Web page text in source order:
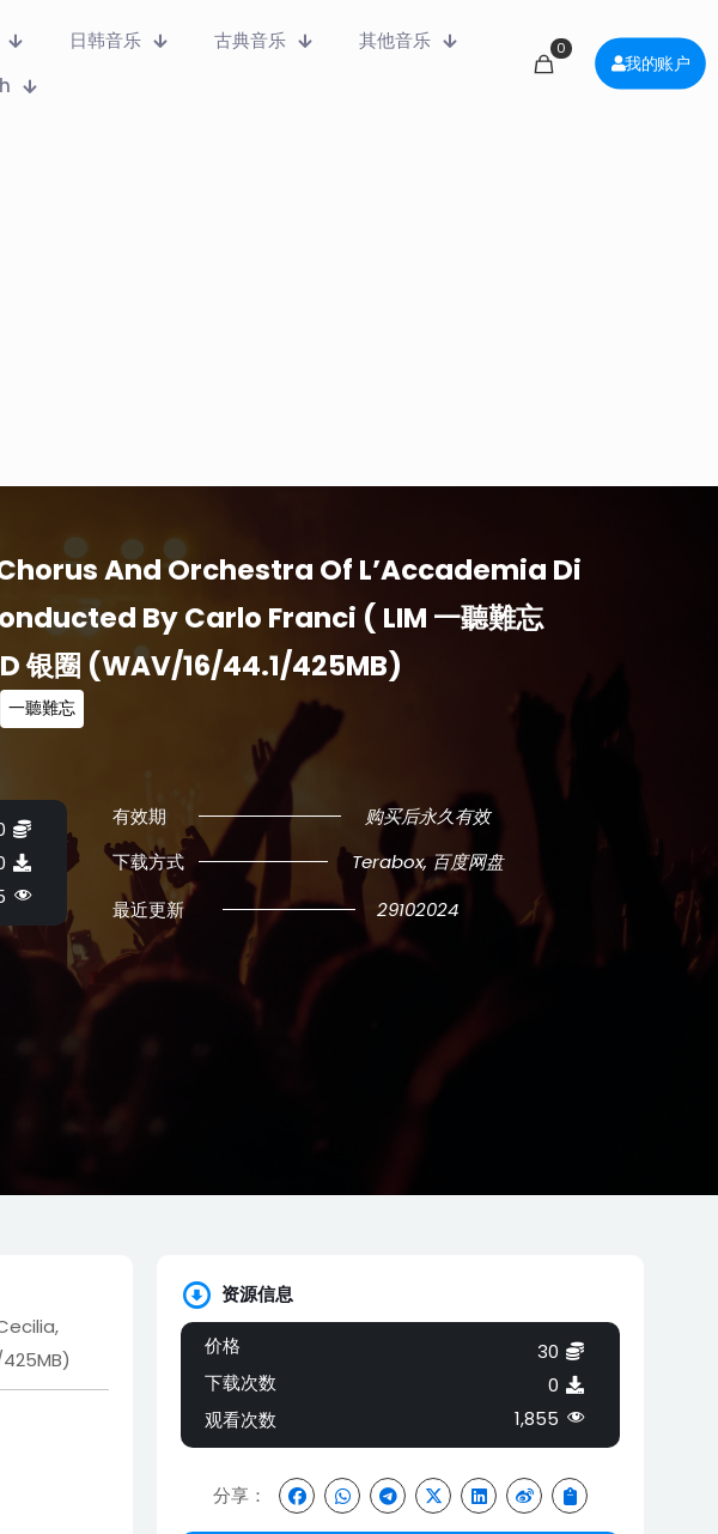
日韩音乐 古典音乐
其他音乐
0
我的账户
And Orchestra Of L’Accademia Di
By Carlo Franci ( LIM 一聽難忘
银圈 (WAV/16/44.1/425MB)
一聽難忘
有效期
购买后永久有效
下载方式
Terabox, 百度网盘
最近更新
29102024
资源信息
价格
下载次数
观看次数
30
0
1,855
分享：